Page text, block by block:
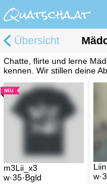
Übersicht
Chatte, flirte und lerne
kennen. Wir stillen deine
m3Lii_x3
w·35·Bgld